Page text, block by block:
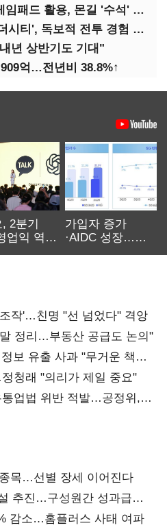
(지스타2025)넷마블 게임패드 활용, 몬길 '수석' 7대죄 '차석'
(지스타2025)엔씨 '신더시티', 독보적 전투 경험 필요
년 상반기도 기대"
억…전년비 38.8%↑
2분기
업익 역대
가입자 증가
·AIDC 성장…
작'…친명 "선 넘었다" 격앙
정리…부동산 공급도 논의"
보 유출 사과 "무거운 책임
청래 "의리가 제일 중요"
업법 위반 적발…공정위,
목…선별 장세 이어진다
추진…구성원간 성과급
감소…홈플러스 사태 여파